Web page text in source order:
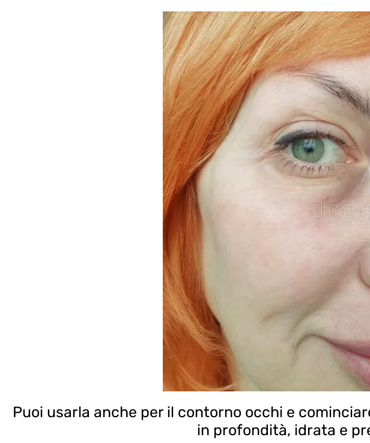
Puoi usarla anche per il contorno occhi e
in profondità, idrata e